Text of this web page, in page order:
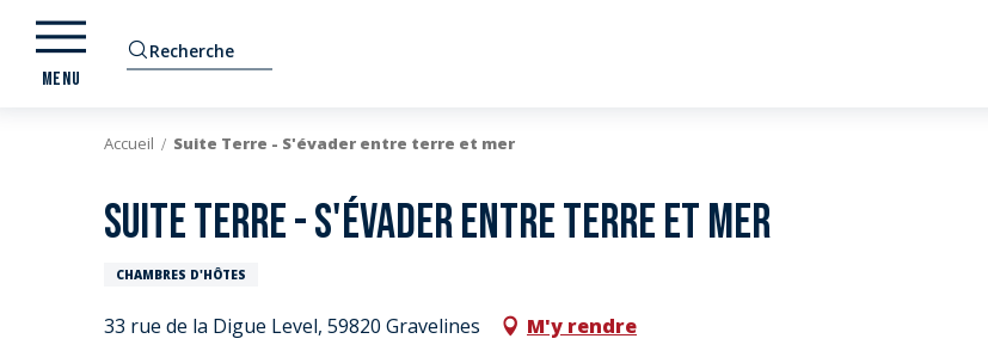
Aller
contenu
Recherche
MENU
Accueil Suite Terre - S'évader entre terre et mer
Suite Terre - S'évader entre terre et mer
CHAMBRES D'HÔTES
33 rue de la Digue Level, 59820 Gravelines M'y rendre